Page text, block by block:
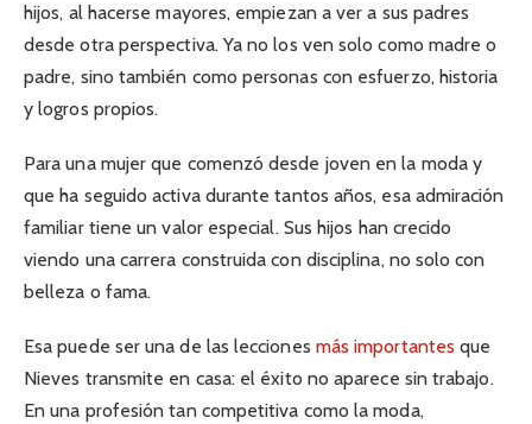
hijos, al hacerse mayores, empiezan a ver a sus padres
desde otra perspectiva. Ya no los ven solo como madre o
padre, sino también como personas con esfuerzo, historia
y logros propios.
Para una mujer que comenzó desde joven en la moda y
que ha seguido activa durante tantos años, esa admiración
familiar tiene un valor especial. Sus hijos han crecido
viendo una carrera construida con disciplina, no solo con
belleza o fama.
Esa puede ser una de las lecciones más importantes que
Nieves transmite en casa: el éxito no aparece sin trabajo.
En una profesión tan competitiva como la moda,